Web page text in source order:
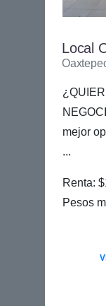
Local
mejor
...
Renta:
Pesos